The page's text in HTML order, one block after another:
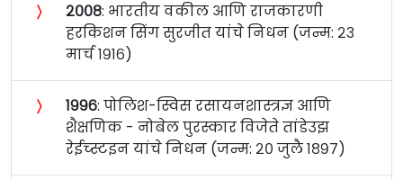
〉 २००८: भारतीय वकील आणि राजकारणी
हरकिशन सिंग सुरजीत यांचे निधन (जन्म: २३
मार्च १९१६)
〉 १९९६: पोलिश-स्विस रसायनशास्त्रज्ञ आणि
शैक्षणिक - नोबेल पुरस्कार विजेते तांडेउझ
रेईच्स्टइन यांचे निधन (जन्म: २० जुलै १८९७)